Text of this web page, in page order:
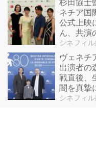
杉田協士
ネチア国
公式上映
ん、共演
さらに釜
シネフィ
ヴェネチ
出演者の
戦直後、
闇を真摯
かげ』
シネフィ